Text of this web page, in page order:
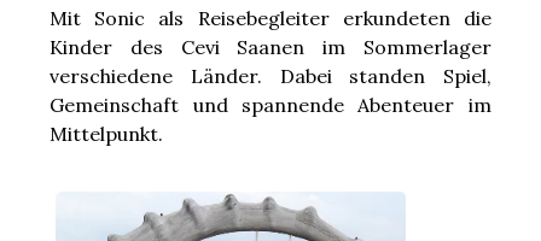
Mit Sonic als Reisebegleiter erkundeten die
Kinder des Cevi Saanen im Sommerlager
verschiedene Länder. Dabei standen Spiel,
Gemeinschaft und spannende Abenteuer im
Mittelpunkt.